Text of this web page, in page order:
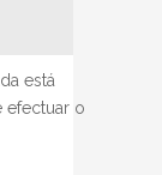
está
efectuar o